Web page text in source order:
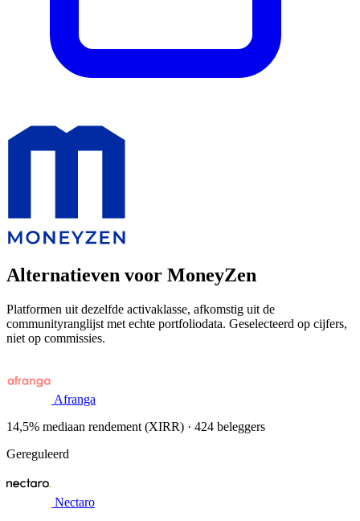
Alternatieven voor MoneyZen
Platformen uit dezelfde activaklasse, afkomstig uit de
communityranglijst met echte portfoliodata. Geselecteerd op cijfers,
niet op commissies.
Afranga
14,5% mediaan rendement (XIRR) · 424 beleggers
Gereguleerd
Nectaro